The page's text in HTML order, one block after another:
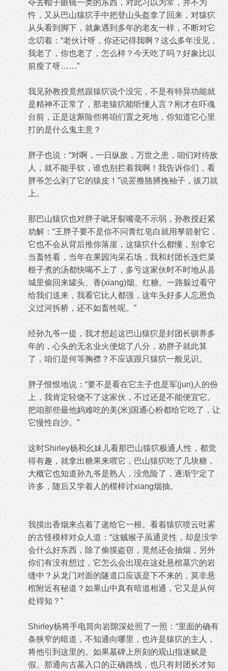
夺去帽子眼镜一类的东西，对此习以为常，并不为
忤，又从巴山猿狖手中把登山头盔拿了回来，对猿狖
从头看到脚下，就象遇到多年的老友一样，不断对它
念叨着：“老伙计呀，你还记得我啊？这么多年没见，
我老了，你也老了，怎么样？今天吃了吗？好象比以
前瘦了呀……”
我见孙教授竟然跟猿狖说个没完，不是有特异功能就
是精神不正常了，那老猿狖能听懂人言？刚才在吓魂
台前，正是这厮险些将咱们置之死地，你知道它心里
打的是什么鬼主意？
胖子也说：“对啊，一日纵敌，万世之患，咱们对待敌
人，就不能手软，谁也别拦着我啊！我告诉你们，看
胖爷怎么剥了它的猿皮！”说罢撸胳膊挽袖子，拔刀就
上。
那巴山猿狖也对胖子呲牙裂嘴毫不示弱，孙教授赶紧
劝解：“王胖子要不是你不问青红皂白就用孥箭射它，
它也不会从背后推你落崖，这猿狖什么都懂，别拿它
当畜牲看，当年在果园沟采石场，我和封团长连烂菜
根子煮的汤都快喝不上了，多亏这家伙时不时地从县
城里偷回来罐头、香(xiang)烟、红糖。一路躲过看守
给我们送来，我看它比人都强，这年头好多人忘恩负
义过河拆桥，还不如畜牲呢。”
经孙九爷一提，我才想起这巴山猿狖是封团长驯养多
年的，心头的无名业火便熄了八分，劝胖子就此算
了，咱们是何等胸襟？不应该跟只猿狖一般见识。
胖子恨恨地说：“要不是看在它主子也是军(jun)人的份
上，我肯定轻饶不了这家伙，不过还是不能便宜它。
把咱那些最他妈难吃的美(米)国通心粉都给它吃了，让
它慢性自沙。”
这时Shirley杨和幺妹儿看那巴山猿狖极通人性，都觉
得有趣，就拿出糖果来喂它，巴山猿狖吃了几块糖，
大概它也知道孙九爷是熟人，没危险了，逐渐宁定了
许多，随后又学着人的模样讨xiang烟抽。
我摸出香烟来点着了递给它一根。看着猿狖喷云吐雾
的古怪模样对众人道：“这贼猴子虽通灵性，却是没学
会什么好东西，除了偷摸盗窃，竟然还会抽烟，另外
你们有没有想过，它怎么会出现在这处悬棺墓穴的岩
缝中？从龙门对面的隧道口应该是下不来的，莫非悬
棺附近有秘道？如果山中真有暗道相通，它又是从何
处得知？”
Shirley杨将手电筒向岩隙深处照了一照：“里面的确有
条狭窄的暗道，不知通向哪里，也许是猿狖的主人，
将他引到这里的。如果墓碑上所刻的观山指迷赋是
假。那通向古墓入口的正确路线，也只有封团长才知